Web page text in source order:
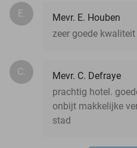
E.
Mevr. E. Houben
zeer goede
C.
Mevr. C. Defraye
prachtig hotel.
onbijt makkelijke
stad